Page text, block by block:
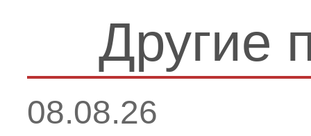
Другие
08.08.26